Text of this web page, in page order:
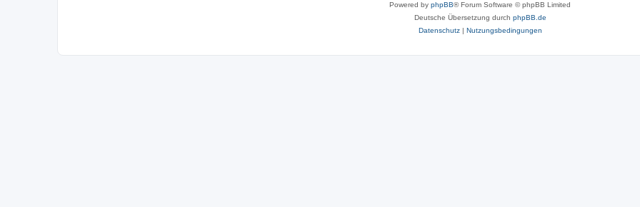
Powered by phpBB® Forum Software © phpBB Limited
Deutsche Übersetzung durch phpBB.de
Datenschutz| Nutzungsbedingungen